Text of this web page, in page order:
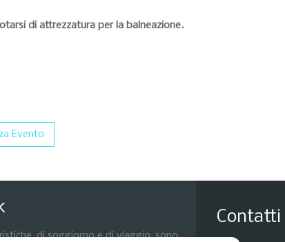
di attrezzatura per la balneazione.
Evento
di soggiorno e di viaggio, sono
Contatti